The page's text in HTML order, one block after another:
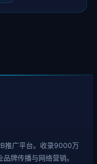
推广平台。收录9000万
牌传播与网络营销。